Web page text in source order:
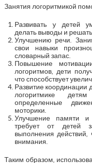
Занятия логоритмикой
Развивать у детей
делать выводы и
Улучшению речи.
свои навыки
словарный запас.
Повышение
логоритмов, дети
что способствует
Развитие координации
логоритмике
определенные
моторики.
Улучшение памяти и
требует от детей
выполнения действий,
внимания.
Таким образом,